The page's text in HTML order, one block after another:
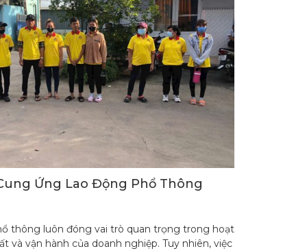
Ứng Lao Động Phổ Thông
thông luôn đóng vai trò quan trọng trong hoạt
và vận hành của doanh nghiệp. Tuy nhiên, việc